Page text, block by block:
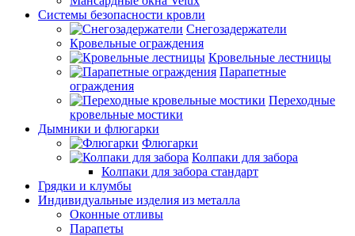
Системы безопасности кровли
Снегозадержатели
Кровельные ограждения
Кровельные лестницы
Парапетные
ограждения
Переходные
кровельные мостики
Дымники и флюгарки
Флюгарки
Колпаки для забора
Колпаки для забора стандарт
Грядки и клумбы
Индивидуальные изделия из металла
Оконные отливы
Парапеты